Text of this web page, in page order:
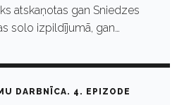
atskaņotas gan Sniedzes
solo izpildījumā, gan…
DARBNĪCA. 4. EPIZODE